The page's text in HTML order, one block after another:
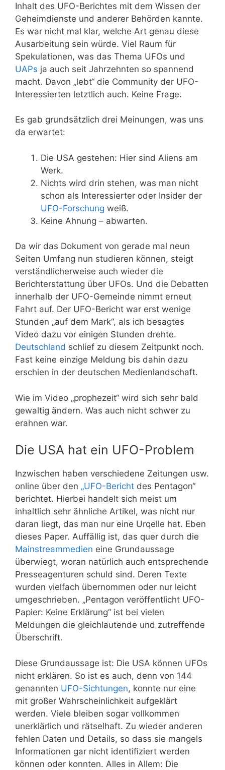
Inhalt des UFO-Berichtes mit dem Wissen der
Geheimdienste und anderer Behörden kannte.
Es war nicht mal klar, welche Art genau diese
Ausarbeitung sein würde. Viel Raum für
Spekulationen, was das Thema UFOs und
UAPs ja auch seit Jahrzehnten so spannend
macht. Davon „lebt“ die Community der UFO-
Interessierten letztlich auch. Keine Frage.
Es gab grundsätzlich drei Meinungen, was uns
da erwartet:
Die USA gestehen: Hier sind Aliens am
Werk.
Nichts wird drin stehen, was man nicht
schon als Interessierter oder Insider der
UFO-Forschung weiß.
Keine Ahnung – abwarten.
Da wir das Dokument von gerade mal neun
Seiten Umfang nun studieren können, steigt
verständlicherweise auch wieder die
Berichterstattung über UFOs. Und die Debatten
innerhalb der UFO-Gemeinde nimmt erneut
Fahrt auf. Der UFO-Bericht war erst wenige
Stunden „auf dem Mark“, als ich besagtes
Video dazu vor einigen Stunden drehte.
Deutschland schlief zu diesem Zeitpunkt noch.
Fast keine einzige Meldung bis dahin dazu
erschien in der deutschen Medienlandschaft.
Wie im Video „prophezeit“ wird sich sehr bald
gewaltig ändern. Was auch nicht schwer zu
erahnen war.
Die USA hat ein UFO-Problem
Inzwischen haben verschiedene Zeitungen usw.
online über den „UFO-Bericht des Pentagon“
berichtet. Hierbei handelt sich meist um
inhaltlich sehr ähnliche Artikel, was nicht nur
daran liegt, das man nur eine Urqelle hat. Eben
dieses Paper. Auffällig ist, das quer durch die
Mainstreammedien eine Grundaussage
überwiegt, woran natürlich auch entsprechende
Presseagenturen schuld sind. Deren Texte
wurden vielfach übernommen oder nur leicht
umgeschrieben. „Pentagon veröffentlicht UFO-
Papier: Keine Erklärung“ ist bei vielen
Meldungen die gleichlautende und zutreffende
Überschrift.
Diese Grundaussage ist: Die USA können UFOs
nicht erklären. So ist es auch, denn von 144
genannten UFO-Sichtungen, konnte nur eine
mit großer Wahrscheinlichkeit aufgeklärt
werden. Viele bleiben sogar vollkommen
unerklärlich und rätselhaft. Zu wieder anderen
fehlen Daten und Details, so dass sie mangels
Informationen gar nicht identifiziert werden
können oder konnten. Alles in Allem: Die